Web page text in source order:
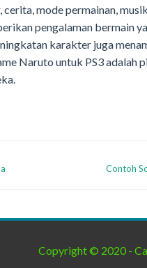
mode permainan,
pengalaman bermain
karakter juga
Naruto untuk PS3 adalah
Contoh
Copyright © 2020 -